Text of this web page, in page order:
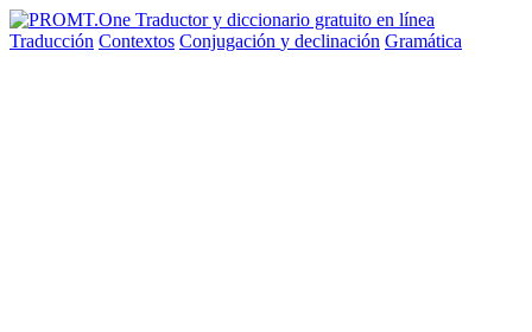
Traducción Contextos Conjugación y declinación Gramática